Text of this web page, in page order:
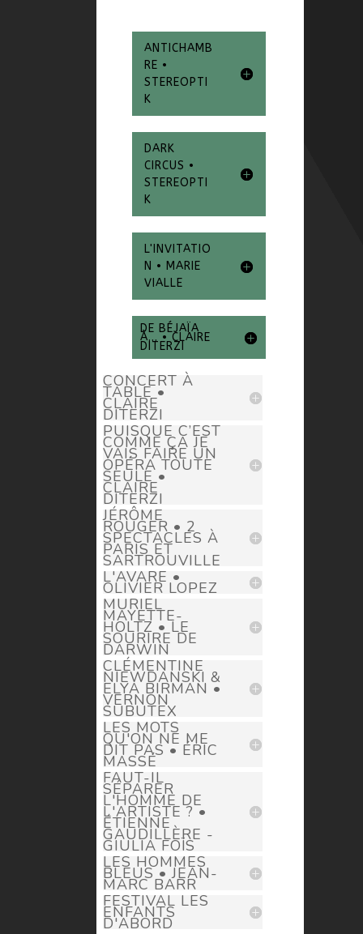
ANTICHAMB
RE •
STEREOPTI
K
DARK
CIRCUS •
STEREOPTI
K
L'INVITATIO
N • MARIE
VIALLE
DE BÉJAÏA
À... • CLAIRE
DITERZI
CONCERT À
TABLE •
CLAIRE
DITERZI
PUISQUE C’EST
COMME ÇA JE
VAIS FAIRE UN
OPÉRA TOUTE
SEULE •
CLAIRE
DITERZI
JÉRÔME
ROUGER • 2
SPECTACLES À
PARIS ET
SARTROUVILLE
L'AVARE •
OLIVIER LOPEZ
MURIEL
MAYETTE-
HOLTZ • LE
SOURIRE DE
DARWIN
CLÉMENTINE
NIEWDANSKI &
ELYA BIRMAN •
VERNON
SUBUTEX
LES MOTS
QU'ON NE ME
DIT PAS • ÉRIC
MASSÉ
FAUT-IL
SÉPARER
L'HOMME DE
L'ARTISTE ? •
ÉTIENNE
GAUDILLÈRE -
GIULIA FOÏS
LES HOMMES
BLEUS • JEAN-
MARC BARR
FESTIVAL LES
ENFANTS
D'ABORD